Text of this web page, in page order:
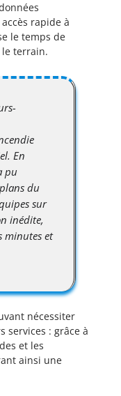
rapide à
le temps de
terrain.
En
pu
du
sur
inédite,
minutes et
nécessiter
services : grâce à
et les
ainsi une